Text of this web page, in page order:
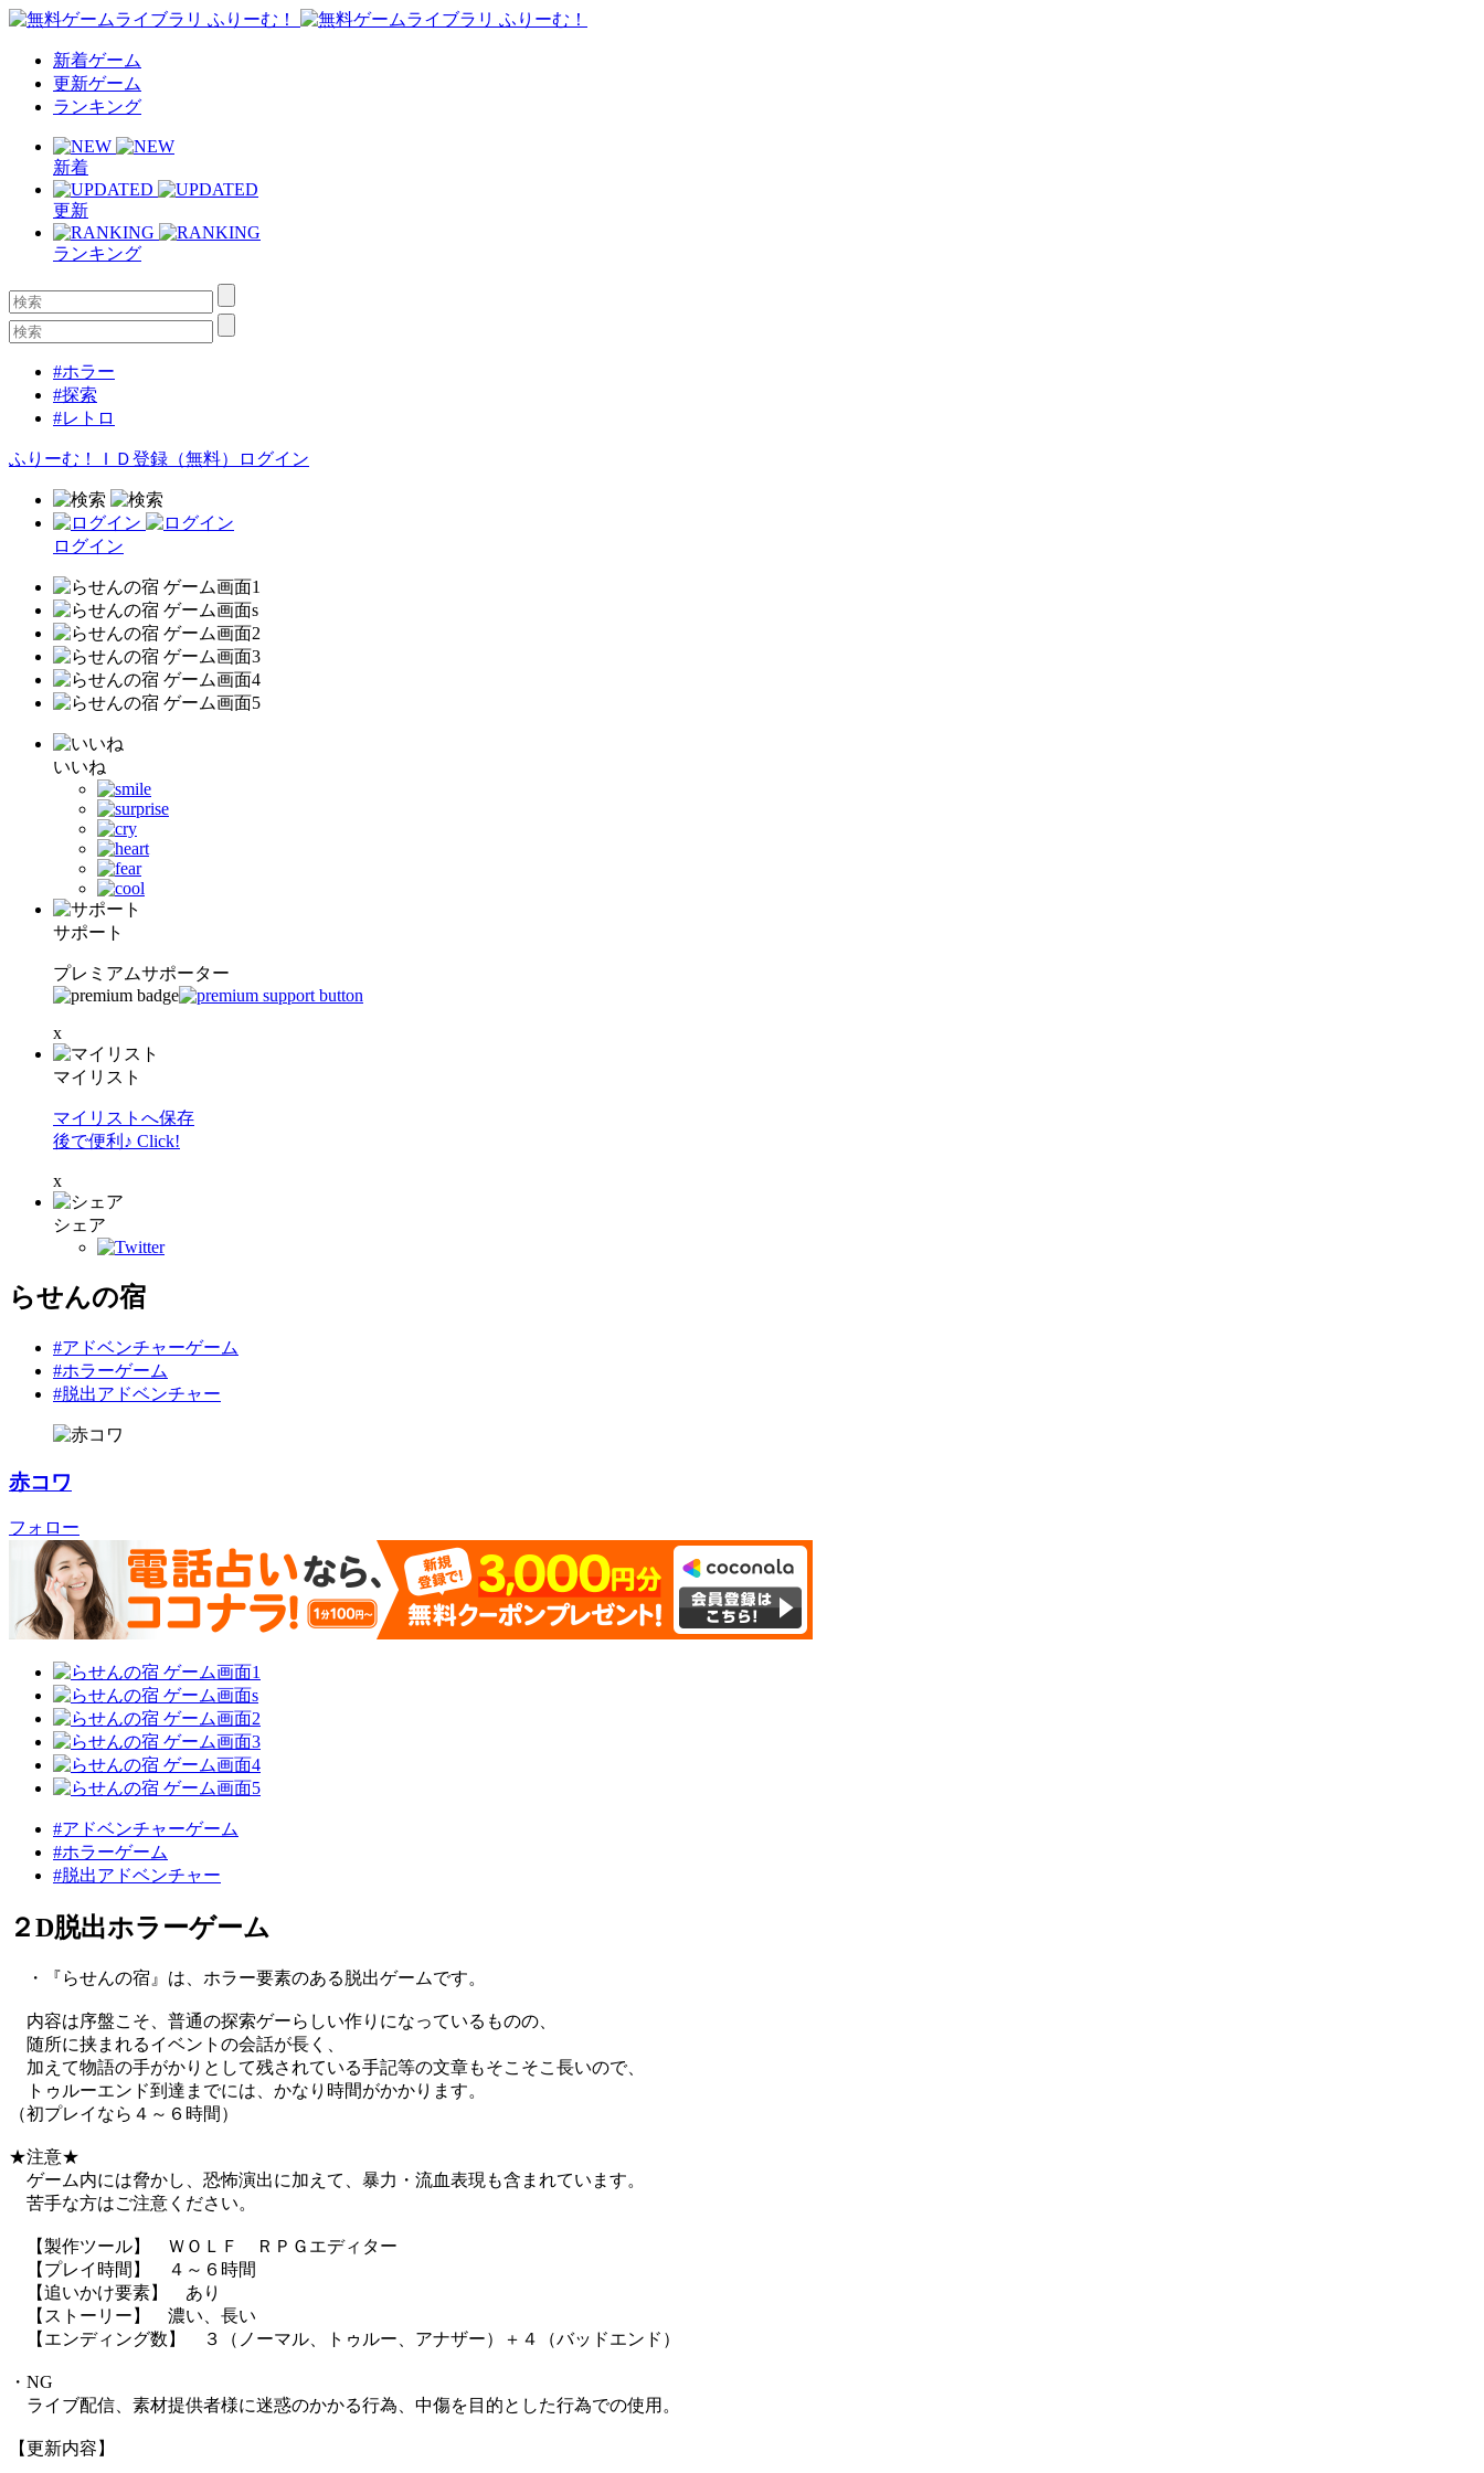
新着ゲーム
更新ゲーム
ランキング
新着
更新
ランキング
#ホラー
#探索
#レトロ
ふりーむ！ＩＤ登録（無料） ログイン
ログイン
いいね
サポート
プレミアムサポーター
x
マイリスト
マイリストへ保存
後で便利♪ Click!
x
シェア
らせんの宿
#アドベンチャーゲーム
#ホラーゲーム
#脱出アドベンチャー
赤コワ
フォロー
#アドベンチャーゲーム
#ホラーゲーム
#脱出アドベンチャー
２D脱出ホラーゲーム
・『らせんの宿』は、ホラー要素のある脱出ゲームです。
内容は序盤こそ、普通の探索ゲーらしい作りになっているものの、
随所に挟まれるイベントの会話が長く、
加えて物語の手がかりとして残されている手記等の文章もそこそこ長いので、
トゥルーエンド到達までには、かなり時間がかかります。
（初プレイなら４～６時間）
★注意★
ゲーム内には脅かし、恐怖演出に加えて、暴力・流血表現も含まれています。
苦手な方はご注意ください。
【製作ツール】 ＷＯＬＦ ＲＰＧエディター
【プレイ時間】 ４～６時間
【追いかけ要素】 あり
【ストーリー】 濃い、長い
【エンディング数】 ３（ノーマル、トゥルー、アナザー）＋４（バッドエンド）
・NG
ライブ配信、素材提供者様に迷惑のかかる行為、中傷を目的とした行為での使用。
【更新内容】